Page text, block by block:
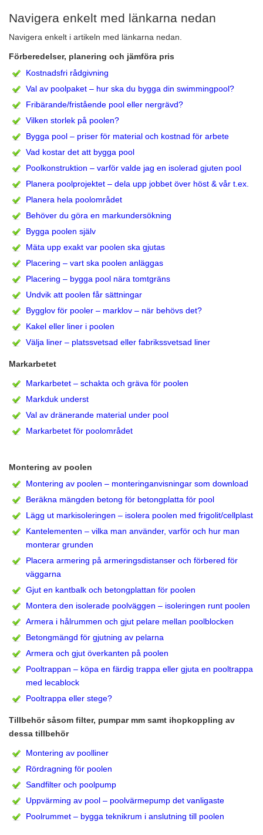
Navigera enkelt med länkarna nedan
Navigera enkelt i artikeln med länkarna nedan.
Förberedelser, planering och jämföra pris
Kostnadsfri rådgivning
Val av poolpaket – hur ska du bygga din swimmingpool?
Fribärande/fristående pool eller nergrävd?
Vilken storlek på poolen?
Bygga pool – priser för material och kostnad för arbete
Vad kostar det att bygga pool
Poolkonstruktion – varför valde jag en isolerad gjuten pool
Planera poolprojektet – dela upp jobbet över höst & vår t.ex.
Planera hela poolområdet
Behöver du göra en markundersökning
Bygga poolen själv
Mäta upp exakt var poolen ska gjutas
Placering – vart ska poolen anläggas
Placering – bygga pool nära tomtgräns
Undvik att poolen får sättningar
Bygglov för pooler – marklov – när behövs det?
Kakel eller liner i poolen
Välja liner – platssvetsad eller fabrikssvetsad liner
Markarbetet
Markarbetet – schakta och gräva för poolen
Markduk underst
Val av dränerande material under pool
Markarbetet för poolområdet
Montering av poolen
Montering av poolen – monteringanvisningar som download
Beräkna mängden betong för betongplatta för pool
Lägg ut markisoleringen – isolera poolen med frigolit/cellplast
Kantelementen – vilka man använder, varför och hur man
monterar grunden
Placera armering på armeringsdistanser och förbered för
väggarna
Gjut en kantbalk och betongplattan för poolen
Montera den isolerade poolväggen – isoleringen runt poolen
Armera i hålrummen och gjut pelare mellan poolblocken
Betongmängd för gjutning av pelarna
Armera och gjut överkanten på poolen
Pooltrappan – köpa en färdig trappa eller gjuta en pooltrappa
med lecablock
Pooltrappa eller stege?
Tillbehör såsom filter, pumpar mm samt ihopkoppling av
dessa tillbehör
Montering av poolliner
Rördragning för poolen
Sandfilter och poolpump
Uppvärming av pool – poolvärmepump det vanligaste
Poolrummet – bygga teknikrum i anslutning till poolen